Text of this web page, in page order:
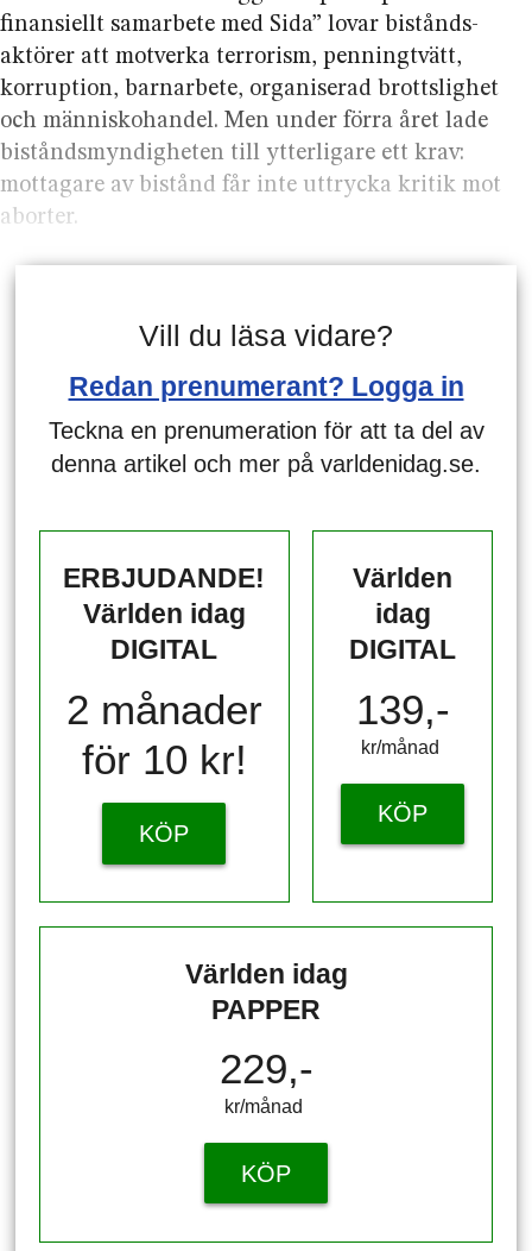
finansiellt samarbete med Sida” lovar bistånds­
aktörer att motverka terrorism, penningtvätt,
korruption, barnarbete, organiserad brottslighet
och människo­handel. Men under förra året lade
bistånds­myndigheten till ytterligare ett krav:
mottagare av bistånd får inte uttrycka kritik mot
aborter.
Vill du läsa vidare?
Redan prenumerant? Logga in
Teckna en prenumeration för att ta del av
denna artikel och mer på varldenidag.se.
ERBJUDANDE!
Världen idag
DIGITAL
2 månader
för 10 kr!
KÖP
Världen
idag
DIGITAL
139,-
kr/månad ​​​​​​
KÖP
Världen idag
PAPPER
229,-
kr/månad ​​​​​​
KÖP